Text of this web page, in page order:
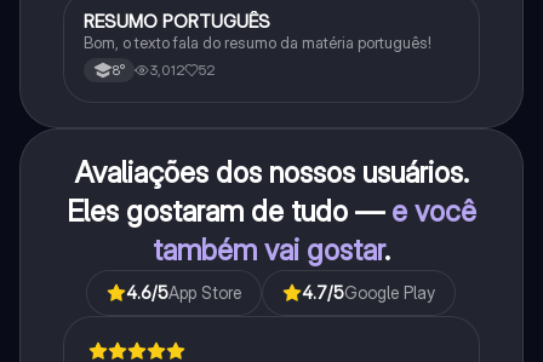
Português
RESUMO PORTUGUÊS
Bom, o texto fala do resumo da matéria português!
8° 3,012 52
Avaliações dos nossos usuários.
Eles gostaram de tudo — e você
também vai gostar.
4.6/5App Store 4.7/5Google Play